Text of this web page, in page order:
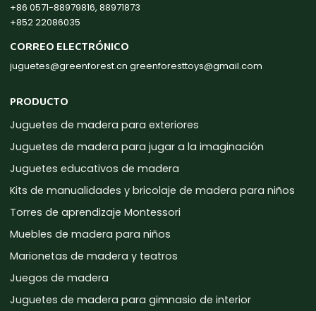
+86 0571-88979816, 88971873
+852 22086035
CORREO ELECTRÓNICO
juguetes@greenforest.cn greenforesttoys@gmail.com
PRODUCTO
Juguetes de madera para exteriores
Juguetes de madera para jugar a la imaginación
Juguetes educativos de madera
Kits de manualidades y bricolaje de madera para niños
Torres de aprendizaje Montessori
Muebles de madera para niños
Marionetas de madera y teatros
Juegos de madera
Juguetes de madera para gimnasio de interior